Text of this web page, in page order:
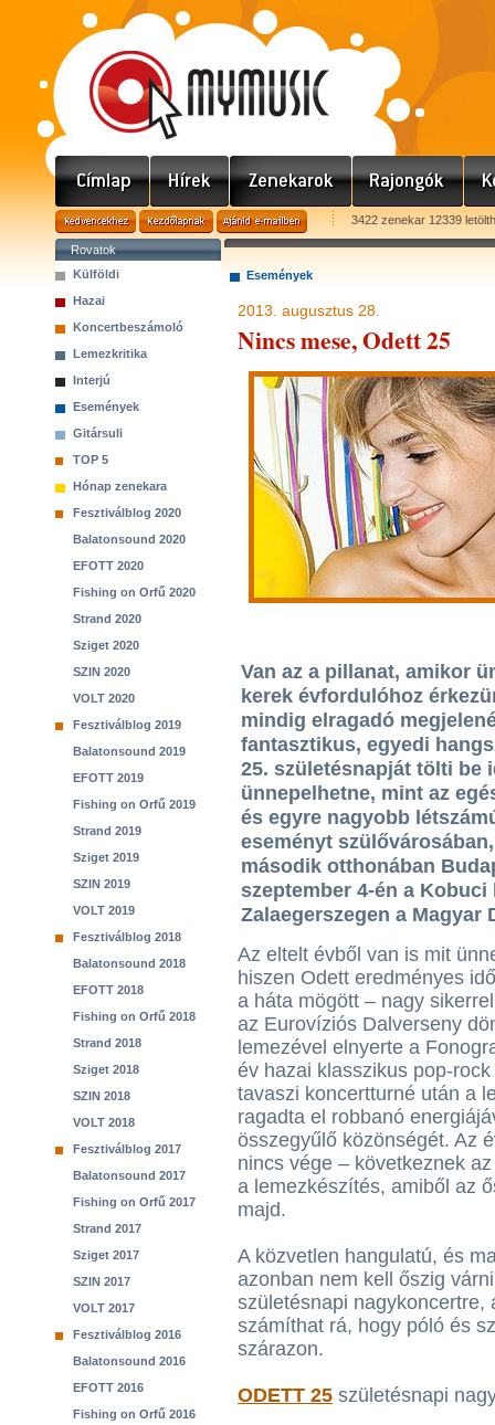
3422 zenekar 12339
Rovatok
Külföldi
Hazai
Koncertbeszámoló
Lemezkritika
Interjú
Események
Gitársuli
TOP 5
Hónap zenekara
Fesztiválblog 2020
Balatonsound 2020
EFOTT 2020
Fishing on Orfű 2020
Strand 2020
Sziget 2020
SZIN 2020
VOLT 2020
Fesztiválblog 2019
Balatonsound 2019
EFOTT 2019
Fishing on Orfű 2019
Strand 2019
Sziget 2019
SZIN 2019
VOLT 2019
Fesztiválblog 2018
Balatonsound 2018
EFOTT 2018
Fishing on Orfű 2018
Strand 2018
Sziget 2018
SZIN 2018
VOLT 2018
Fesztiválblog 2017
Balatonsound 2017
Fishing on Orfű 2017
Strand 2017
Sziget 2017
SZIN 2017
VOLT 2017
Fesztiválblog 2016
Balatonsound 2016
EFOTT 2016
Fishing on Orfű 2016
Események
2013. augusztus 28.
Nincs mese, Odett 25
Van az a pillanat, amikor
kerek évfordulóhoz
mindig elragadó
fantasztikus, egyedi
25. születésnapját tölti be
ünnepelhetne, mint az
és egyre nagyobb
eseményt
második otthonában
szeptember 4-én a
Zalaegerszegen a Magyar
Az eltelt évből van is mit
hiszen Odett eredményes
a háta mögött – nagy
az Eurovíziós Dalverseny
lemezével elnyerte a
év hazai klasszikus pop-
tavaszi koncertturné után a
ragadta el robbanó
összegyűlő közönségét. Az
nincs vége – következnek
a lemezkészítés, amiből az
majd.
A közvetlen hangulatú, és
azonban nem kell őszig
születésnapi nagykoncertre,
számíthat rá, hogy póló és
szárazon.
ODETT 25 születésnapi